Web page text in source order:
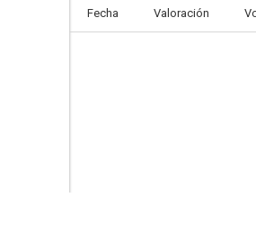
Fecha Valoración